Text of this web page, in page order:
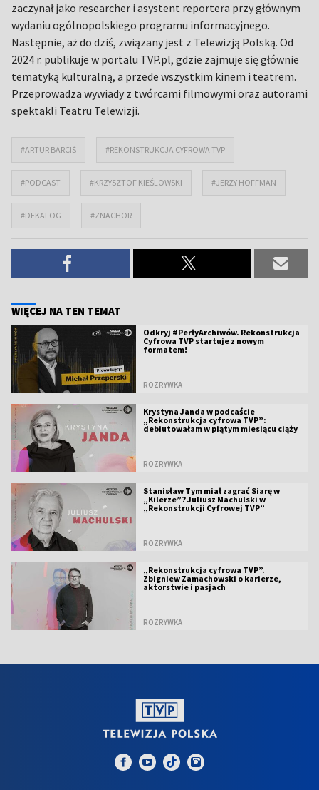
zaczynał jako researcher i asystent reportera przy głównym
wydaniu ogólnopolskiego programu informacyjnego.
Następnie, aż do dziś, związany jest z Telewizją Polską. Od
2024 r. publikuje w portalu TVP.pl, gdzie zajmuje się głównie
tematyką kulturalną, a przede wszystkim kinem i teatrem.
Przeprowadza wywiady z twórcami filmowymi oraz autorami
spektakli Teatru Telewizji.
#ARTUR BARCIŚ #REKONSTRUKCJA CYFROWA TVP
#PODCAST #KRZYSZTOF KIEŚLOWSKI #JERZY HOFFMAN
#DEKALOG #ZNACHOR
WIĘCEJ NA TEN TEMAT
Odkryj #PerłyArchiwów. Rekonstrukcja
Cyfrowa TVP startuje z nowym
formatem!
ROZRYWKA
Krystyna Janda w podcaście
„Rekonstrukcja cyfrowa TVP”:
debiutowałam w piątym miesiącu ciąży
ROZRYWKA
Stanisław Tym miał zagrać Siarę w
„Kilerze”? Juliusz Machulski w
„Rekonstrukcji Cyfrowej TVP”
ROZRYWKA
„Rekonstrukcja cyfrowa TVP”.
Zbigniew Zamachowski o karierze,
aktorstwie i pasjach
ROZRYWKA